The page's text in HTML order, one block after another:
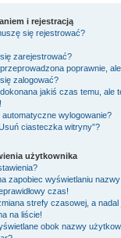
i rejestracją
się rejestrować?
zarejestrować?
poprawnie,
zalogować?
jakiś czas temu, ale
wylogowanie?
ciasteczka witryny”?
użytkownika
zapobiec wyświetlaniu
czas!
strefy czasowej, a
na liście!
obok nazwy